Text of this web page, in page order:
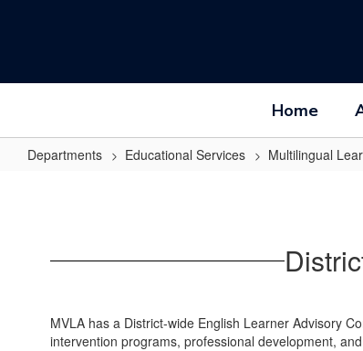
Home
Departments Educational Services Multilingual
Advisory
(DELAC)
MVLA has a District-wide English Learner Advisory
intervention programs, professional development,